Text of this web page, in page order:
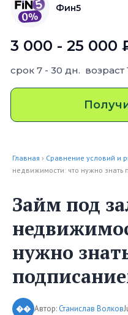
Фин5
3 000 - 25 000
срок 7 - 30 дн. возраст
Главная › Сравнение условий и
недвижимости: что нужно знать
Займ под
нужно
�� Автор: Станислав Волков